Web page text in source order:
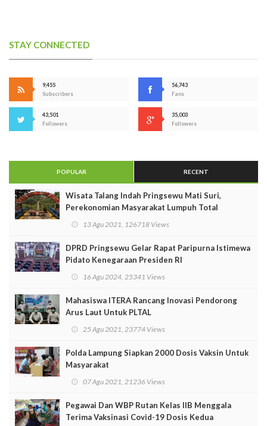
STAY CONNECTED
9,455
Subscribers
56,743
Fans
43,501
Followers
35,003
Followers
POPULAR RECENT
Wisata Talang Indah Pringsewu Mati Suri,
Perekonomian Masyarakat Lumpuh Total
13 Agu 2021, 126718 Views
DPRD Pringsewu Gelar Rapat Paripurna Istimewa
Pidato Kenegaraan Presiden RI
16 Agu 2024, 25341 Views
Mahasiswa ITERA Rancang Inovasi Pendorong
Arus Laut Untuk PLTAL
25 Agu 2021, 23774 Views
Polda Lampung Siapkan 2000 Dosis Vaksin Untuk
Masyarakat
07 Agu 2021, 21236 Views
Pegawai Dan WBP Rutan Kelas IIB Menggala
Terima Vaksinasi Covid-19 Dosis Kedua